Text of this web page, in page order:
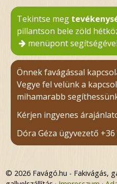
Tekintse meg
pillantson bele zöld
menüpont
Önnek favágással
Vegye fel velünk a
mihamarabb
Kérjen ingyenes
Dóra Géza ügyvezető +36
© 2026 Favágó.hu - Fakivágás,